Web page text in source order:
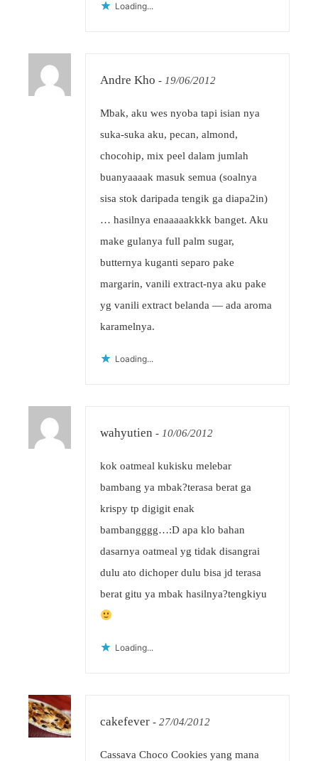
Loading...
Andre Kho - 19/06/2012
Mbak, aku wes nyoba tapi isian nya
suka-suka aku, pecan, almond,
chocohip, mix peel dalam jumlah
buanyaaaak masuk semua (soalnya
sisa stok daripada tengik ga diapa2in)
… hasilnya enaaaaakkkk banget. Aku
make gulanya full palm sugar,
butternya kuganti separo pake
margarin, vanili extract-nya aku pake
yg vanili extract belanda — ada aroma
karamelnya.
Loading...
wahyutien - 10/06/2012
kok oatmeal kukisku melebar
bambang ya mbak?terasa berat ga
krispy tp digigit enak
bambangggg…:D apa klo bahan
dasarnya oatmeal yg tidak disangrai
dulu ato dichoper dulu bisa jd terasa
berat gitu ya mbak hasilnya?tengkiyu
Loading...
cakefever - 27/04/2012
Cassava Choco Cookies yang mana